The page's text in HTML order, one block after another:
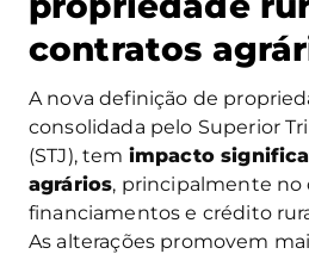
contratos
A nova definição de
consolidada pelo Superior
(STJ), tem impacto
agrários, principalmente no
financiamentos e crédito
As alterações promovem